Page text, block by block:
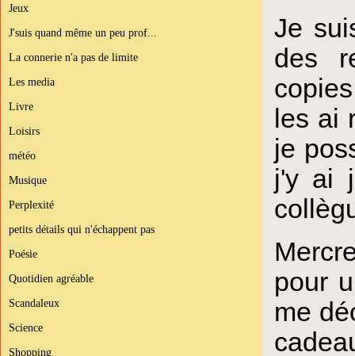
Jeux
J'suis quand même un peu prof...
La connerie n'a pas de limite
Les media
Livre
Loisirs
météo
Musique
Perplexité
petits détails qui n'échappent pas
Poésie
Quotidien agréable
Scandaleux
Science
Shopping
Je
des
les ai
je
j'y ai
pour
me